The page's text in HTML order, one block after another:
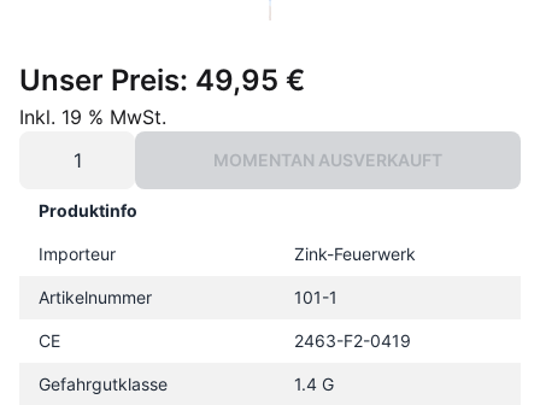
Unser Preis: 49,95 €
Inkl. 19 % MwSt.
MOMENTAN AUSVERKAUFT
Produktinfo
Importeur Zink-Feuerwerk
Artikelnummer 101-1
CE 2463-F2-0419
Gefahrgutklasse 1.4 G